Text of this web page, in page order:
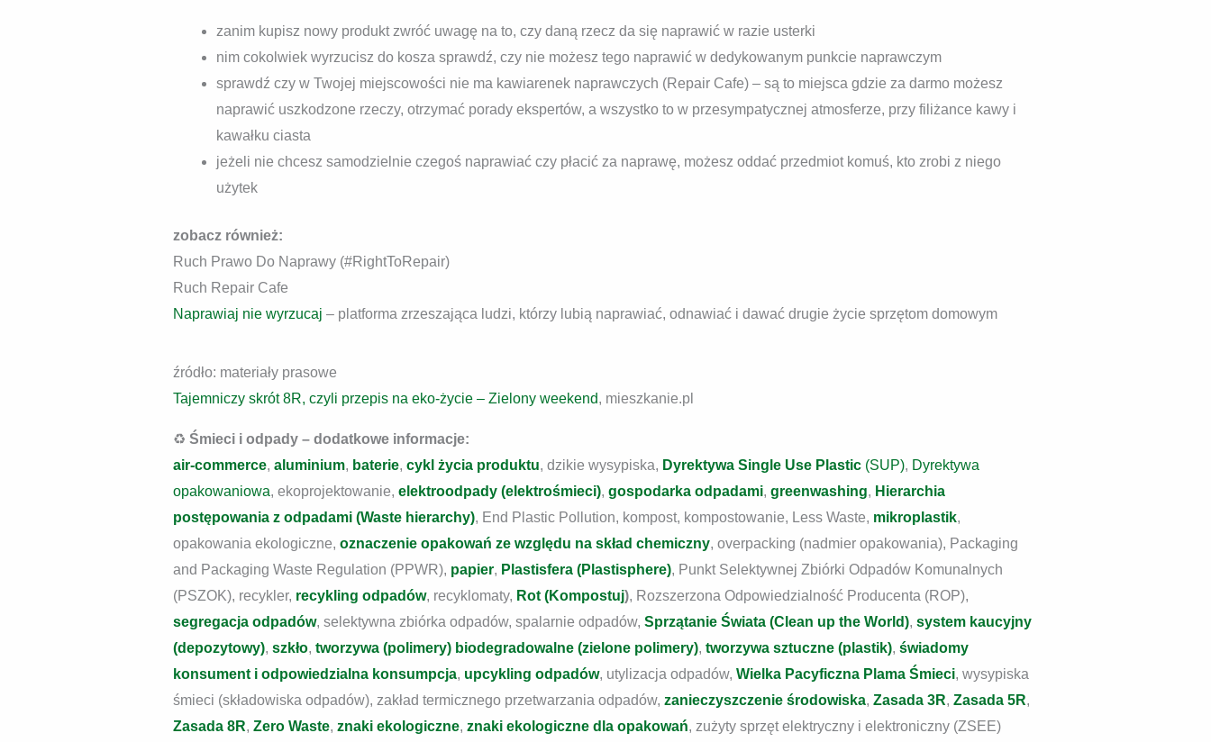
zanim kupisz nowy produkt zwróć uwagę na to, czy daną rzecz da się naprawić w razie usterki
nim cokolwiek wyrzucisz do kosza sprawdź, czy nie możesz tego naprawić w dedykowanym punkcie naprawczym
sprawdź czy w Twojej miejscowości nie ma kawiarenek naprawczych (Repair Cafe) – są to miejsca gdzie za darmo możesz
naprawić uszkodzone rzeczy, otrzymać porady ekspertów, a wszystko to w przesympatycznej atmosferze, przy filiżance kawy i
kawałku ciasta
jeżeli nie chcesz samodzielnie czegoś naprawiać czy płacić za naprawę, możesz oddać przedmiot komuś, kto zrobi z niego
użytek
zobacz również:
Ruch Prawo Do Naprawy (#RightToRepair)
Ruch Repair Cafe
Naprawiaj nie wyrzucaj – platforma zrzeszająca ludzi, którzy lubią naprawiać, odnawiać i dawać drugie życie sprzętom domowym
źródło: materiały prasowe
Tajemniczy skrót 8R, czyli przepis na eko-życie – Zielony weekend, mieszkanie.pl
♻️ Śmieci i odpady – dodatkowe informacje:
air-commerce, aluminium, baterie, cykl życia produktu, dzikie wysypiska, Dyrektywa Single Use Plastic (SUP), Dyrektywa
opakowaniowa, ekoprojektowanie, elektroodpady (elektrośmieci), gospodarka odpadami, greenwashing, Hierarchia
postępowania z odpadami (Waste hierarchy), End Plastic Pollution, kompost, kompostowanie, Less Waste, mikroplastik,
opakowania ekologiczne, oznaczenie opakowań ze względu na skład chemiczny, overpacking (nadmier opakowania), Packaging
and Packaging Waste Regulation (PPWR), papier, Plastisfera (Plastisphere), Punkt Selektywnej Zbiórki Odpadów Komunalnych
(PSZOK), recykler, recykling odpadów, recyklomaty, Rot (Kompostuj), Rozszerzona Odpowiedzialność Producenta (ROP),
segregacja odpadów, selektywna zbiórka odpadów, spalarnie odpadów, Sprzątanie Świata (Clean up the World), system kaucyjny
(depozytowy), szkło, tworzywa (polimery) biodegradowalne (zielone polimery), tworzywa sztuczne (plastik), świadomy
konsument i odpowiedzialna konsumpcja, upcykling odpadów, utylizacja odpadów, Wielka Pacyficzna Plama Śmieci, wysypiska
śmieci (składowiska odpadów), zakład termicznego przetwarzania odpadów, zanieczyszczenie środowiska, Zasada 3R, Zasada 5R,
Zasada 8R, Zero Waste, znaki ekologiczne, znaki ekologiczne dla opakowań, zużyty sprzęt elektryczny i elektroniczny (ZSEE)